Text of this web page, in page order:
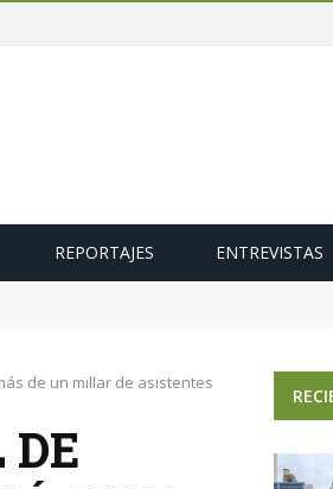
REPORTAJES ENTREVISTAS
de alta eficiencia para diciembre
de un millar de asistentes
DE